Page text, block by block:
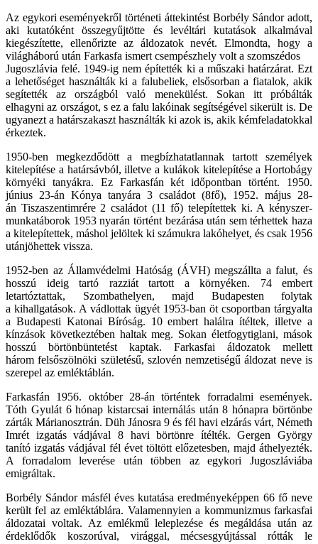
Az egykori eseményekről történeti áttekintést Borbély Sándor adott,
aki kutatóként összegyűjtötte és levéltári kutatások alkalmával
kiegészítette, ellenőrizte az áldozatok nevét. Elmondta, hogy a
világháború után Farkasfa ismert csempészhely volt a szomszédos
Jugoszlávia felé. 1949-ig nem építették ki a műszaki határzárat. Ezt
a lehetőséget használták ki a falubeliek, elsősorban a fiatalok, akik
segítették az országból való menekülést. Sokan itt próbálták
elhagyni az országot, s ez a falu lakóinak segítségével sikerült is. De
ugyanezt a határszakaszt használták ki azok is, akik kémfeladatokkal
érkeztek.
1950-ben megkezdődött a megbízhatatlannak tartott személyek
kitelepítése a határsávból, illetve a kulákok kitelepítése a Hortobágy
környéki tanyákra. Ez Farkasfán két időpontban történt. 1950.
június 23-án Kónya tanyára 3 családot (8fő), 1952. május 28-
án Tiszaszentimrére 2 családot (11 fő) telepítettek ki. A kényszer-
munkatáborok 1953 nyarán történt bezárása után sem térhettek haza
a kitelepítettek, máshol jelöltek ki számukra lakóhelyet, és csak 1956
utánjöhettek vissza.
1952-ben az Államvédelmi Hatóság (ÁVH) megszállta a falut, és
hosszú ideig tartó razziát tartott a környéken. 74 embert
letartóztattak, Szombathelyen, majd Budapesten folytak
a kihallgatások. A vádlottak ügyét 1953-ban öt csoportban tárgyalta
a Budapesti Katonai Bíróság. 10 embert halálra ítéltek, illetve a
kínzások következtében haltak meg. Sokan életfogytiglani, mások
hosszú börtönbüntetést kaptak. Farkasfai áldozatok mellett
három felsőszölnöki születésű, szlovén nemzetiségű áldozat neve is
szerepel az emléktáblán.
Farkasfán 1956. október 28-án történtek forradalmi események.
Tóth Gyulát 6 hónap kistarcsai internálás után 8 hónapra börtönbe
zárták Márianosztrán. Düh Jánosra 9 és fél havi elzárás várt, Németh
Imrét izgatás vádjával 8 havi börtönre ítélték. Gergen György
tanító izgatás vádjával fél évet töltött előzetesben, majd áthelyezték.
A forradalom leverése után többen az egykori Jugoszláviába
emigráltak.
Borbély Sándor másfél éves kutatása eredményeképpen 66 fő neve
került fel az emléktáblára. Valamennyien a kommunizmus farkasfai
áldozatai voltak. Az emlékmű leleplezése és megáldása után az
érdeklődők koszorúval, virággal, mécsesgyújtással rótták le